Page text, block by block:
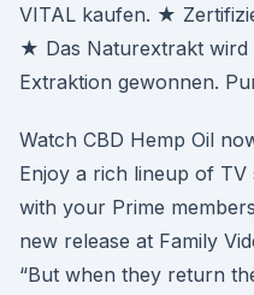
VITAL kaufen. ★
★ Das Naturextrakt wird
Extraktion gewonnen.
Watch CBD Hemp Oil
Enjoy a rich lineup of TV
with your Prime
new release at Family
“But when they return